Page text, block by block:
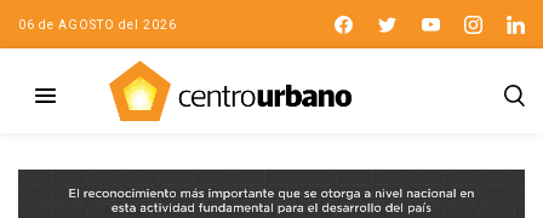
06 de AGOSTO del 2026